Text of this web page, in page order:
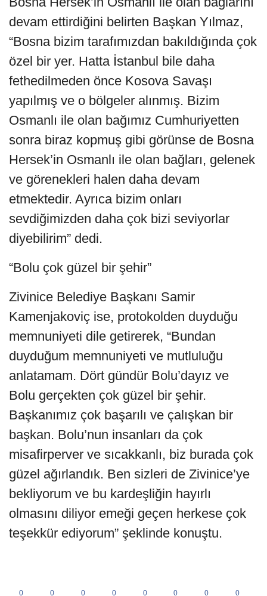
devam ettirdiğini belirten Başkan Yılmaz,
“Bosna bizim tarafımızdan bakıldığında çok
özel bir yer. Hatta İstanbul bile daha
fethedilmeden önce Kosova Savaşı
yapılmış ve o bölgeler alınmış. Bizim
Osmanlı ile olan bağımız Cumhuriyetten
sonra biraz kopmuş gibi görünse de Bosna
Hersek’in Osmanlı ile olan bağları, gelenek
ve görenekleri halen daha devam
etmektedir. Ayrıca bizim onları
sevdiğimizden daha çok bizi seviyorlar
diyebilirim” dedi.
“Bolu çok güzel bir şehir”
Zivinice Belediye Başkanı Samir
Kamenjakoviç ise, protokolden duyduğu
memnuniyeti dile getirerek, “Bundan
duyduğum memnuniyeti ve mutluluğu
anlatamam. Dört gündür Bolu’dayız ve
Bolu gerçekten çok güzel bir şehir.
Başkanımız çok başarılı ve çalışkan bir
başkan. Bolu’nun insanları da çok
misafirperver ve sıcakkanlı, biz burada çok
güzel ağırlandık. Ben sizleri de Zivinice’ye
bekliyorum ve bu kardeşliğin hayırlı
olmasını diliyor emeği geçen herkese çok
teşekkür ediyorum” şeklinde konuştu.